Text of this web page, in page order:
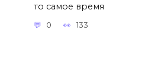
то самое время
0 133